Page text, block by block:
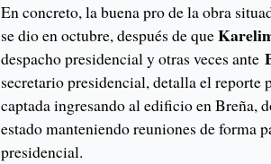
En concreto, la buena pro de la obra
se dio en octubre, después de que
despacho presidencial y otras veces ante
secretario presidencial, detalla el reporte
captada ingresando al edificio en Breña,
estado manteniendo reuniones de forma
presidencial.